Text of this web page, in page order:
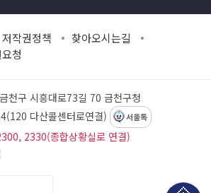
저작권정책
찾아오시는길
청
천구 시흥대로73길 70금천구청
다산콜센터로연결)
서울톡
2330(종합상황실로 연결)